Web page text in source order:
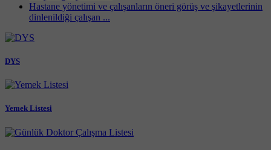
Hastane yönetimi ve çalışanların öneri görüş ve şikayetlerinin
dinlenildiği çalışan ...
DYS
Yemek Listesi